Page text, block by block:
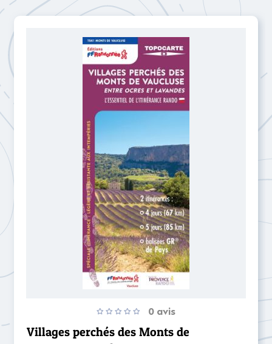
0 avis
Villages perchés des Monts de